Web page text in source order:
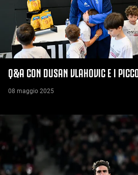
Q&A CON DUSAN VLAHOVIC E I
08 maggio 2025